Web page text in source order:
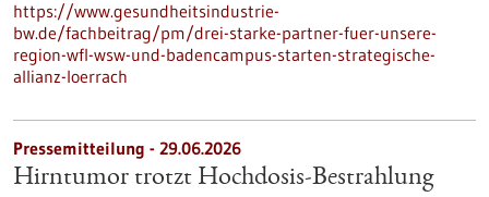
https://www.gesundheitsindustrie-
bw.de/fachbeitrag/pm/drei-starke-partner-fuer-unsere-
region-wfl-wsw-und-badencampus-starten-strategische-
allianz-loerrach
Pressemitteilung - 29.06.2026
Hirntumor trotzt Hochdosis-Bestrahlung